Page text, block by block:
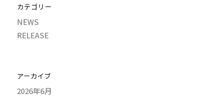
カテゴリー
NEWS
RELEASE
アーカイブ
2026年6月